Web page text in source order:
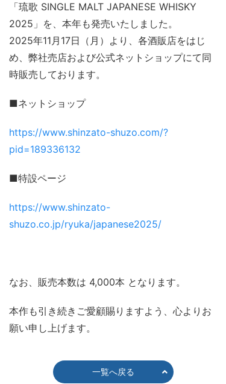
「琉歌 SINGLE MALT JAPANESE WHISKY
2025」を、本年も発売いたしました。
2025年11月17日（月）より、各酒販店をはじ
め、弊社売店および公式ネットショップにて同
時販売しております。
■ネットショップ
https://www.shinzato-shuzo.com/?
pid=189336132
■特設ページ
https://www.shinzato-
shuzo.co.jp/ryuka/japanese2025/
なお、販売本数は 4,000本 となります。
本作も引き続きご愛顧賜りますよう、心よりお
願い申し上げます。
一覧へ戻る